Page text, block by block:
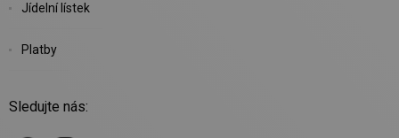
Jídelní lístek
Platby
Sledujte nás: